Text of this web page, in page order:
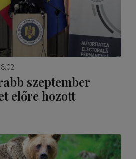
szeptember
előre hozott